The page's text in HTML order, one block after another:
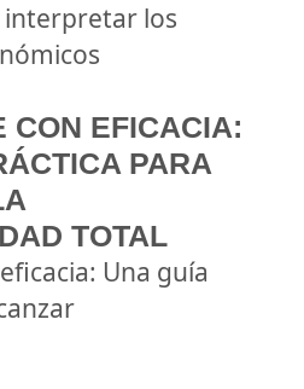
interpretar los
CON EFICACIA:
PARA
TOTAL
Una guía